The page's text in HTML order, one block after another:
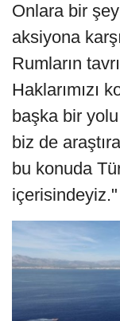
Onlara bir
aksiyona
Rumların
Haklarımızı
başka bir yolu
biz de
bu konuda
içerisindeyiz."